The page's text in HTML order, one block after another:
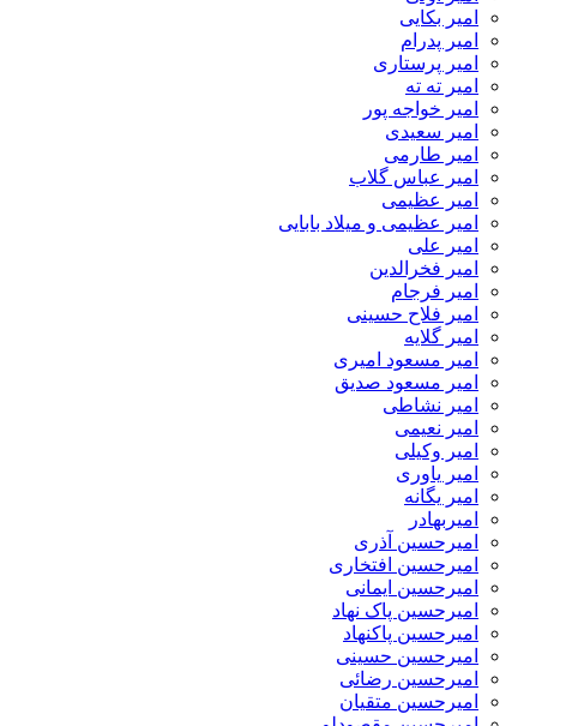
امیر بکایی
امیر پدرام
امیر پرستاری
امیر ته ته
امیر خواجه پور
امیر سعیدی
امیر طارمی
امیر عباس گلاب
امیر عظیمی
امیر عظیمی و میلاد بابایی
امیر علی
امیر فخرالدین
امیر فرجام
امیر فلاح حسینی
امیر گلایه
امیر مسعود امیری
امیر مسعود صدیق
امیر نشاطی
امیر نعیمی
امیر وکیلی
امیر یاوری
امیر یگانه
امیربهادر
امیرحسین آذری
امیرحسین افتخاری
امیرحسین ایمانی
امیرحسین پاک نهاد
امیرحسین پاکنهاد
امیرحسین حسینی
امیرحسین رضائی
امیرحسین متقیان